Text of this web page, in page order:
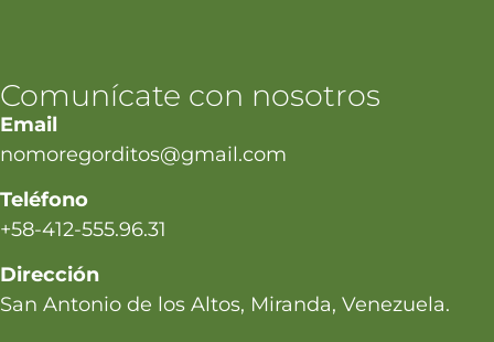
Comunícate con nosotros
Email
nomoregorditos@gmail.com
Teléfono
+58-412-555.96.31
Dirección
San Antonio de los Altos, Miranda, Venezuela.